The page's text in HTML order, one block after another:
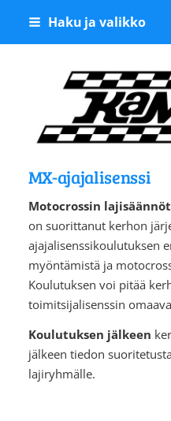
Siirry
Haku ja valikko
MX-ajajalisenssi
Motocrossin lajisäännöt
on suorittanut kerhon
ajajalisenssikoulutuksen
myöntämistä ja
Koulutuksen voi pitää
toimitsijalisenssin
Koulutuksen jälkeen
jälkeen tiedon
lajiryhmälle.